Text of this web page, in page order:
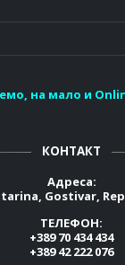
на мало и
КОНТАКТ
Адреса:
Gostivar,
ТЕЛЕФОН:
+389 70 434 434
+389 42 222 076